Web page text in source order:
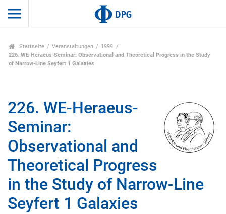
Startseite Veranstaltungen
1999
226. WE-Heraeus-Seminar: Observational and Theoretical Progress in the Study
of Narrow-Line Seyfert 1 Galaxies
226. WE-Heraeus-
Seminar:
Observational and
Theoretical Progress
in the Study of Narrow-Line
Seyfert 1 Galaxies